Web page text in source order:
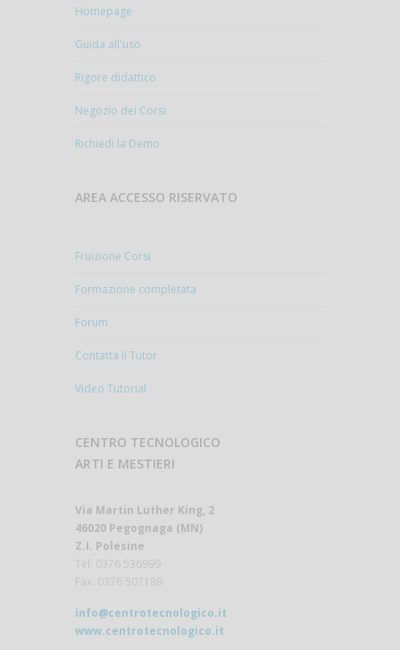
Homepage
Guida all'uso
Rigore didattico
Negozio dei Corsi
Richiedi la Demo
AREA ACCESSO RISERVATO
Fruizione Corsi
Formazione completata
Forum
Contatta il Tutor
Video Tutorial
CENTRO TECNOLOGICO
ARTI E MESTIERI
Via Martin Luther King, 2
46020 Pegognaga (MN)
Z.I. Polesine
Tel. 0376 536999
Fax. 0376 507189
info@centrotecnologico.it
www.centrotecnologico.it